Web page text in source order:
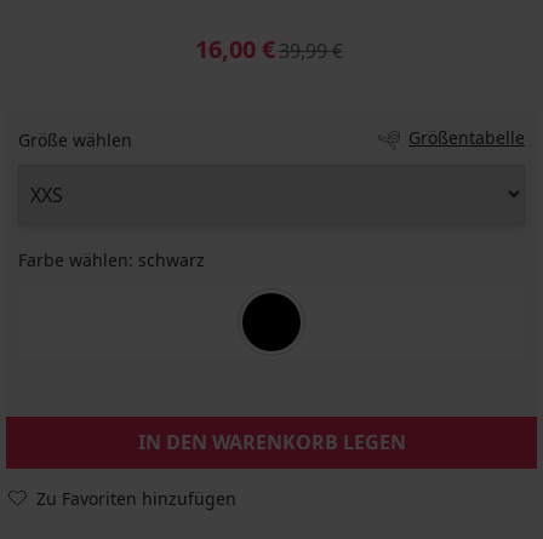
16,00 €39,99 €
Größe wählen Größentabelle
Farbe wählen: schwarz
IN DEN WARENKORB LEGEN
Zu Favoriten hinzufügen